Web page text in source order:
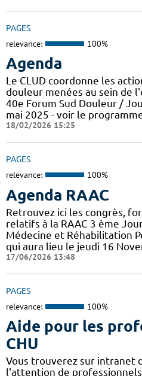
PAGES
relevance: 100%
Agenda
Le CLUD coordonne les
douleur menées au sein de
40e Forum Sud Douleur /
mai 2025 - voir le
18/02/2026 15:25
PAGES
relevance: 100%
Agenda RAAC
Retrouvez ici les congrès,
relatifs à la RAAC 3 ème
Médecine et Réhabilitation
qui aura lieu le jeudi 16
17/06/2026 13:48
PAGES
relevance: 100%
Aide pour les
CHU
Vous trouverez sur intranet
l'attention de